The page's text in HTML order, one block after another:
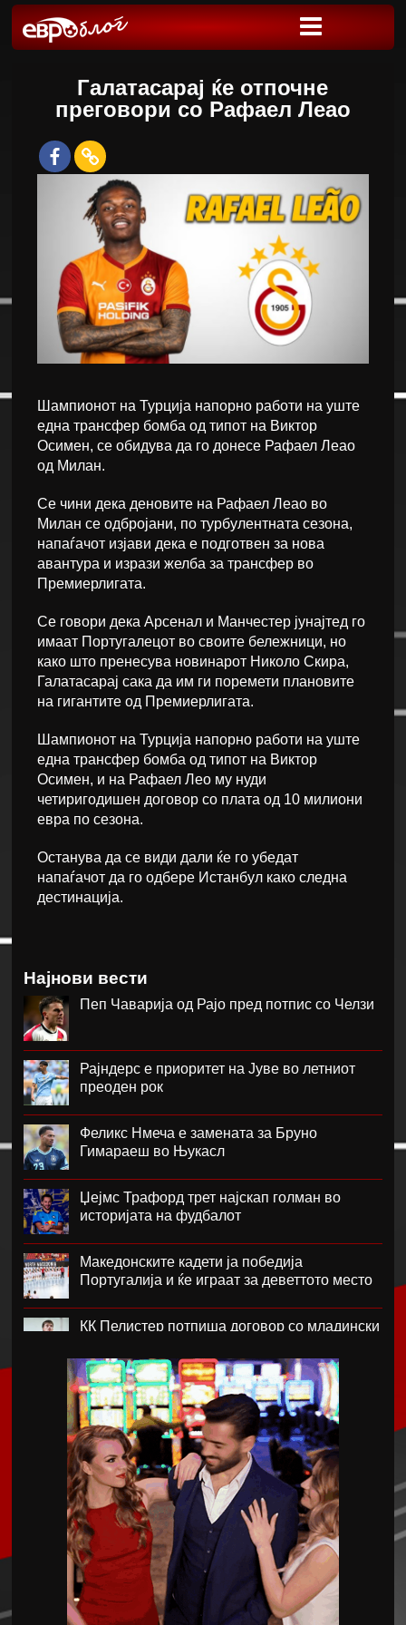
Галатасарај ќе отпочне
преговори со Рафаел Леао
Шампионот на Турција напорно работи на уште
една трансфер бомба од типот на Виктор
Осимен, се обидува да го донесе Рафаел Леао
од Милан.
Се чини дека деновите на Рафаел Леао во
Милан се одбројани, по турбулентната сезона,
напаѓачот изјави дека е подготвен за нова
авантура и изрази желба за трансфер во
Премиерлигата.
Се говори дека Арсенал и Манчестер јунајтед го
имаат Португалецот во своите бележници, но
како што пренесува новинарот Николо Скира,
Галатасарај сака да им ги поремети плановите
на гигантите од Премиерлигата.
Шампионот на Турција напорно работи на уште
една трансфер бомба од типот на Виктор
Осимен, и на Рафаел Лео му нуди
четиригодишен договор со плата од 10 милиони
евра по сезона.
Останува да се види дали ќе го убедат
напаѓачот да го одбере Истанбул како следна
дестинација.
Најнови вести
Пеп Чаварија од Рајо пред потпис со Челзи
Рајндерс е приоритет на Јуве во летниот
преоден рок
Феликс Нмеча е замената за Бруно
Гимараеш во Њукасл
Џејмс Трафорд трет најскап голман во
историјата на фудбалот
Македонските кадети ја победија
Португалија и ќе играат за деветтото место
КК Пелистер потпиша договор со младински
Магнес Аклиуш официјално претставен во
Париз
Мики ван де Вен се согласи на нов договор
со Тотенхем
Лина Ѓорческа го заврши настапот во
Лајпциг
Барса и Сити почнаа преговори за Родри,
испратена и првата понуда